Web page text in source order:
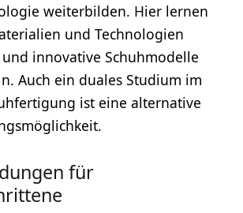
weiterbilden. Hier lernen
und Technologien
innovative Schuhmodelle
Auch ein duales Studium im
ist eine alternative
für